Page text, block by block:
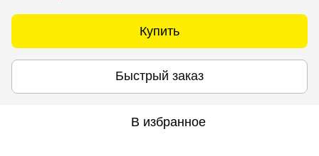
Купить
Быстрый заказ
В избранное